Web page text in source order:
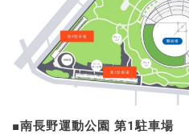
■南長野運動公園 第1駐車場